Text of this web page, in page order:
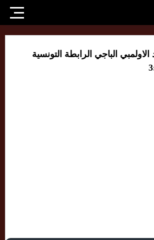
الباجي الرابطة التونسية